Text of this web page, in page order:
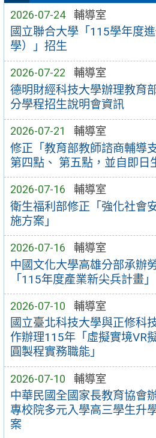
2026-07-24 輔導室
國立聯合大學「115學年度
學）」招生
2026-07-22 輔導室
德明財經科技大學辦理教育
分學程招生說明會資訊
2026-07-21 輔導室
修正「教育部教師諮商輔導
第四點、 第五點，並自即日
2026-07-16 輔導室
衛生福利部修正「強化社會
施方案」
2026-07-16 輔導室
中國文化大學高雄分部承辦
「115年度產業新尖兵計畫」
2026-07-10 輔導室
國立臺北科技大學與正修科
作辦理115年「虛擬實境VR
圓製程實務職能」
2026-07-10 輔導室
中華民國全國家長教育協會
專校院多元入學高三學生升
案